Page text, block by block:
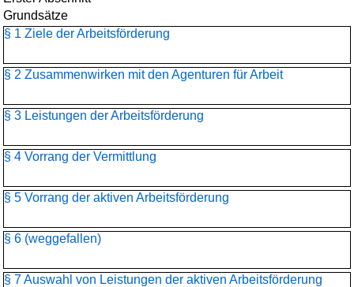
Grundsätze
§ 1 Ziele der Arbeitsförderung
§ 2 Zusammenwirken mit den Agenturen für Arbeit
§ 3 Leistungen der Arbeitsförderung
§ 4 Vorrang der Vermittlung
§ 5 Vorrang der aktiven Arbeitsförderung
§ 6 (weggefallen)
§ 7 Auswahl von Leistungen der aktiven Arbeitsförderung